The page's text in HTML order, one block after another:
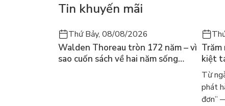
Tin khuyến mãi
Thứ Bảy, 08/08/2026
Walden Thoreau tròn 172 năm – vì
sao cuốn sách về hai năm sống
Trăm
kiệt
dòng
Từ
phát
đơn”